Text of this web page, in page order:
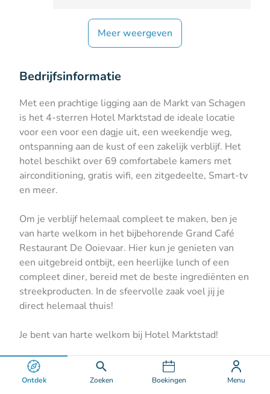
Ontdek Zoeken Boekingen Menu
Meer weergeven
Bedrijfsinformatie
Met een prachtige ligging aan de Markt van Schagen
is het 4-sterren Hotel Marktstad de ideale locatie
voor een voor een dagje uit, een weekendje weg,
ontspanning aan de kust of een zakelijk verblijf. Het
hotel beschikt over 69 comfortabele kamers met
airconditioning, gratis wifi, een zitgedeelte, Smart-tv
en meer.
Om je verblijf helemaal compleet te maken, ben je
van harte welkom in het bijbehorende Grand Café
Restaurant De Ooievaar. Hier kun je genieten van
een uitgebreid ontbijt, een heerlijke lunch of een
compleet diner, bereid met de beste ingrediënten en
streekproducten. In de sfeervolle zaak voel jij je
direct helemaal thuis!
Je bent van harte welkom bij Hotel Marktstad!